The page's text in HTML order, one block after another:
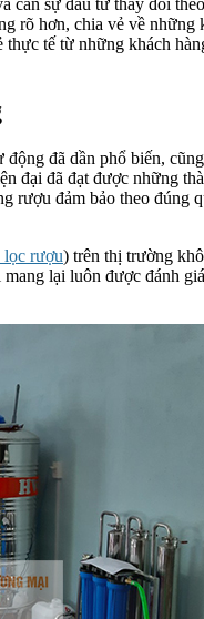
rõ hơn, chia vẻ về
tế từ những khách
động đã dần phổ biến,
đại đã đạt được những
rượu đảm bảo theo
rượu) trên thị trường
lại luôn được đánh